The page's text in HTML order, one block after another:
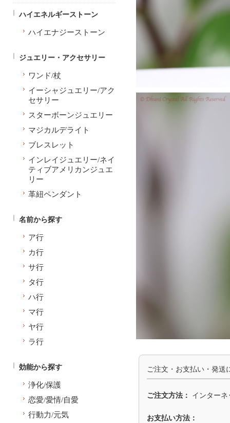
ご注文・お支払い・発送
ご注文方法： インター
お支払い方法：
ハイエネルギーストーン
ハイエナジーストーン
ジュエリー・アクセサリー
ワンド/杖
イーシャジュエリー/アク
セサリー
スターボーンジュエリー
マジカルデライト
ブレスレット
インレイジュエリー/ネイ
ティブアメリカンジュエ
リー
革紐ペンダント
名前から探す
ア行
カ行
サ行
タ行
ハ行
マ行
ヤ行
ラ行
効能から探す
浄化/保護
恋愛/愛情/自愛
行動力/元気